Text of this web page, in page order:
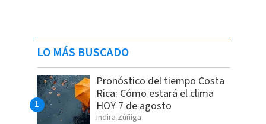
LO MÁS BUSCADO
Pronóstico del tiempo Costa
Rica: Cómo estará el clima
HOY 7 de agosto
Indira Zúñiga